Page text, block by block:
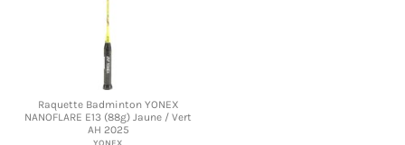
Raquette Badminton YONEX
NANOFLARE E13 (88g) Jaune / Vert
AH 2025
YONEX